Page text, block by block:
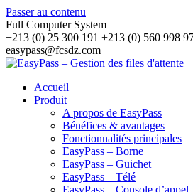
Passer au contenu
Full Computer System
+213 (0) 25 300 191 +213 (0) 560 998
easypass@fcsdz.com
Accueil
Produit
A propos de EasyPass
Bénéfices & avantages
Fonctionnalités principales
EasyPass – Borne
EasyPass – Guichet
EasyPass – Télé
EasyPass – Console d’appel